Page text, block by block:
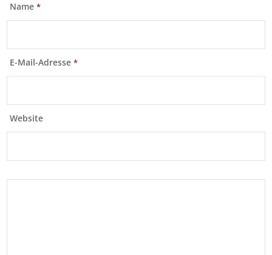
Name*
E-Mail-Adresse*
Website